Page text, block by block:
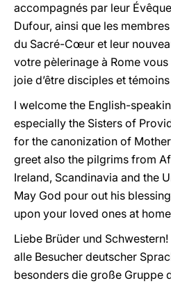
accompagnés par leur
Dufour, ainsi que les
du Sacré-Cœur et leur
votre pèlerinage à Rome
joie d’être disciples et
I welcome the English-
especially the Sisters of
for the canonization of
greet also the pilgrims from
Ireland, Scandinavia and the
May God pour out his
upon your loved ones at
Liebe Brüder und
alle Besucher deutscher
besonders die große Gruppe